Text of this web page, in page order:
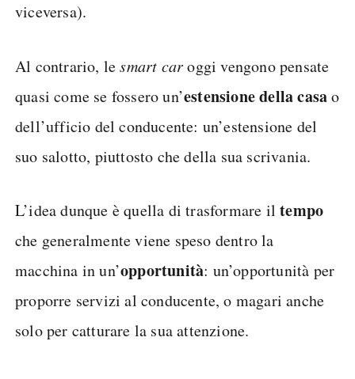
viceversa).
Al contrario, lesmart caroggi vengono pensate
quasi come se fossero un’estensione della casao
dell’ufficio del conducente: un’estensione del
suo salotto, piuttosto che della sua scrivania.
L’idea dunque è quella di trasformare iltempo
che generalmente viene speso dentro la
macchina in un’opportunità: un’opportunità per
proporre servizi al conducente, o magari anche
solo per catturare la sua attenzione.